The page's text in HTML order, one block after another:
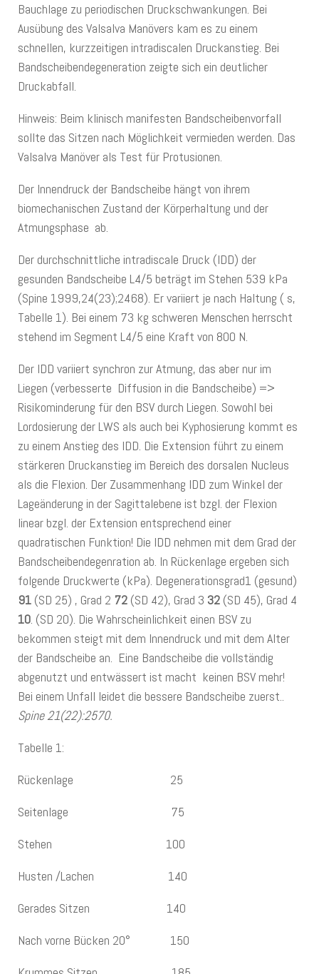
Bauchlage zu periodischen Druckschwankungen. Bei
Ausübung des Valsalva Manövers kam es zu einem
schnellen, kurzzeitigen intradiscalen Druckanstieg. Bei
Bandscheibendegeneration zeigte sich ein deutlicher
Druckabfall.
Hinweis: Beim klinisch manifesten Bandscheibenvorfall
sollte das Sitzen nach Möglichkeit vermieden werden. Das
Valsalva Manöver als Test für Protusionen.
Der Innendruck der Bandscheibe hängt von ihrem
biomechanischen Zustand der Körperhaltung und der
Atmungsphase ab.
Der durchschnittliche intradiscale Druck (IDD) der
gesunden Bandscheibe L4/5 beträgt im Stehen 539 kPa
(Spine 1999,24(23);2468). Er variiert je nach Haltung ( s,
Tabelle 1). Bei einem 73 kg schweren Menschen herrscht
stehend im Segment L4/5 eine Kraft von 800 N.
Der IDD variiert synchron zur Atmung, das aber nur im
Liegen (verbesserte Diffusion in die Bandscheibe) =>
Risikominderung für den BSV durch Liegen. Sowohl bei
Lordosierung der LWS als auch bei Kyphosierung kommt es
zu einem Anstieg des IDD. Die Extension führt zu einem
stärkeren Druckanstieg im Bereich des dorsalen Nucleus
als die Flexion. Der Zusammenhang IDD zum Winkel der
Lageänderung in der Sagittalebene ist bzgl. der Flexion
linear bzgl. der Extension entsprechend einer
quadratischen Funktion! Die IDD nehmen mit dem Grad der
Bandscheibendegenration ab. In Rückenlage ergeben sich
folgende Druckwerte (kPa). Degenerationsgrad1 (gesund)
91 (SD 25) , Grad 2 72 (SD 42), Grad 3 32 (SD 45), Grad 4
10. (SD 20). Die Wahrscheinlichkeit einen BSV zu
bekommen steigt mit dem Innendruck und mit dem Alter
der Bandscheibe an. Eine Bandscheibe die vollständig
abgenutzt und entwässert ist macht keinen BSV mehr!
Bei einem Unfall leidet die bessere Bandscheibe zuerst..
Spine 21(22):2570.
Tabelle 1:
Rückenlage 25
Seitenlage 75
Stehen 100
Husten /Lachen 140
Gerades Sitzen 140
Nach vorne Bücken 20° 150